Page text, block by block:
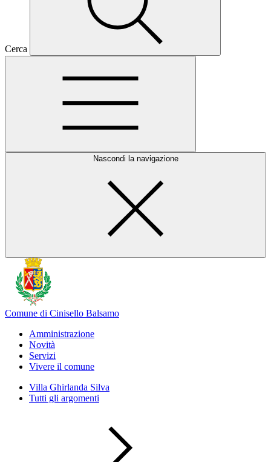
Cerca
Nascondi la navigazione
Comune di Cinisello Balsamo
Amministrazione
Novità
Servizi
Vivere il comune
Villa Ghirlanda Silva
Tutti gli argomenti